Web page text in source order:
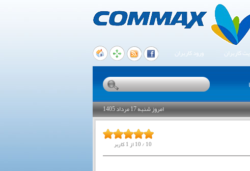
ورود کاربران کاربران
امروز شنبه 17 مرداد 1405
10/10 از1کاربر